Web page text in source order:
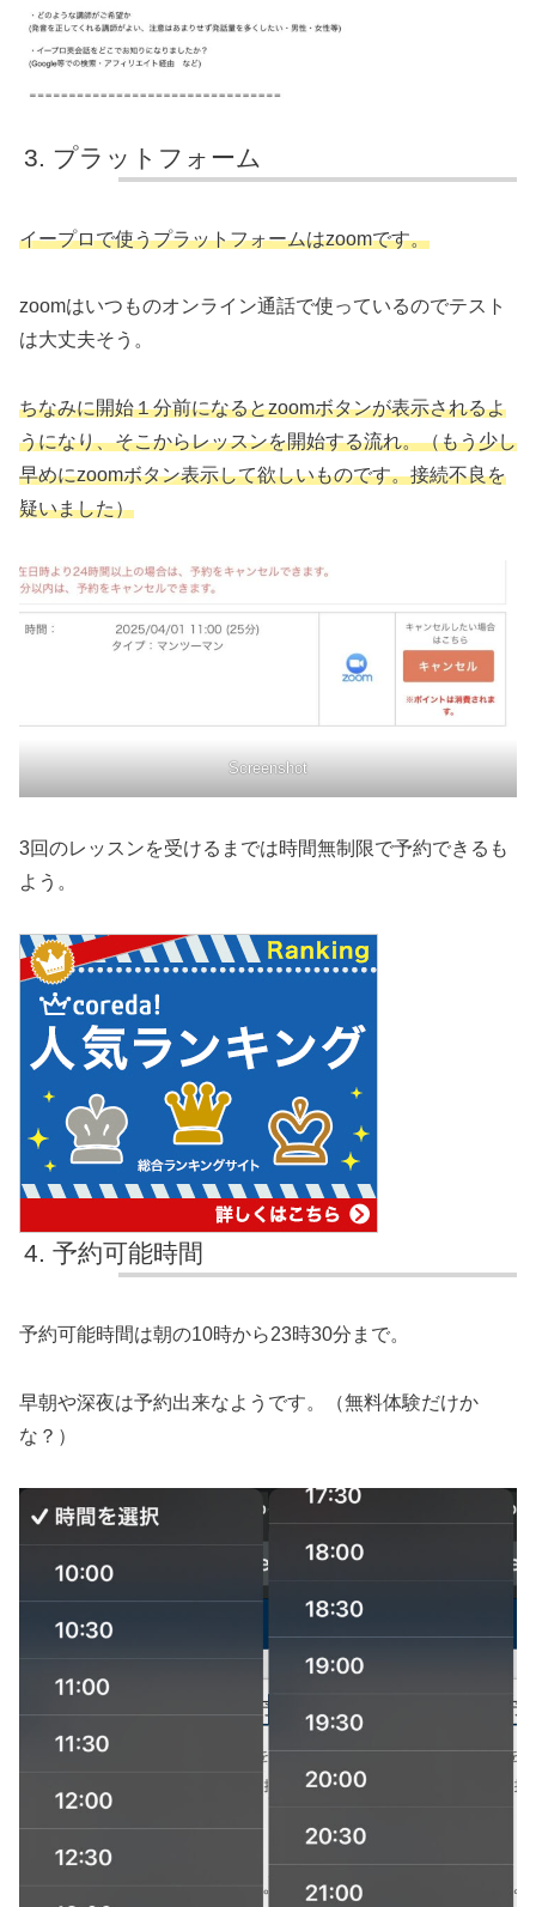
プラットフォーム
イープロで使うプラットフォームはzoomです。
zoomはいつものオンライン通話で使っているのでテスト
は大丈夫そう。
ちなみに開始１分前になるとzoomボタンが表示されるよ
うになり、そこからレッスンを開始する流れ。（もう少し
早めにzoomボタン表示して欲しいものです。接続不良を
疑いました）
Screenshot
3回のレッスンを受けるまでは時間無制限で予約できるも
よう。
予約可能時間
予約可能時間は朝の10時から23時30分まで。
早朝や深夜は予約出来なようです。（無料体験だけか
な？）